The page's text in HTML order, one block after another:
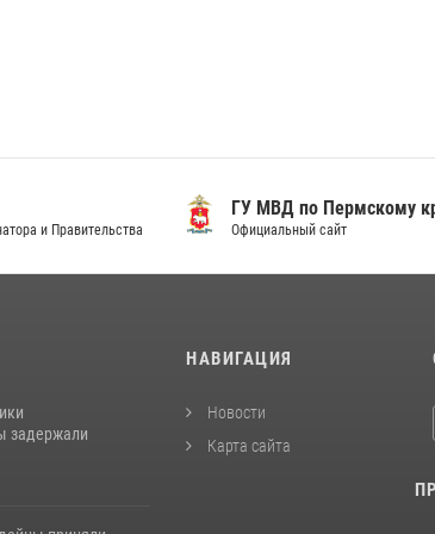
и Правительства
ГУ МВД по Пермскому
Официальный сайт
задержали
НАВИГАЦИЯ
Новости
Карта сайта